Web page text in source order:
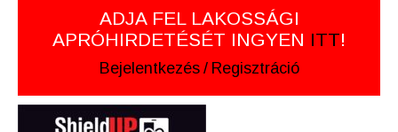
ADJA FEL LAKOSSÁGI
APRÓHIRDETÉSÉT INGYEN ITT!
Bejelentkezés / Regisztráció